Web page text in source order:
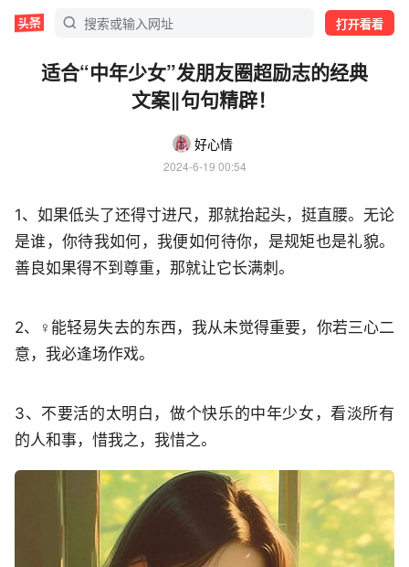
打开看看
适合“中年少女”发朋友圈超励志的经典
文案‖句句精辟！
好心情
2024-6-19 00:54
1、如果低头了还得寸进尺，那就抬起头，挺直腰。无论
是谁，你待我如何，我便如何待你，是规矩也是礼貌。
善良如果得不到尊重，那就让它长满刺。
2、‍♀️能轻易失去的东西，我从未觉得重要，你若三心二
意，我必逢场作戏。
3、不要活的太明白，做个快乐的中年少女，看淡所有
的人和事，惜我之，我惜之。